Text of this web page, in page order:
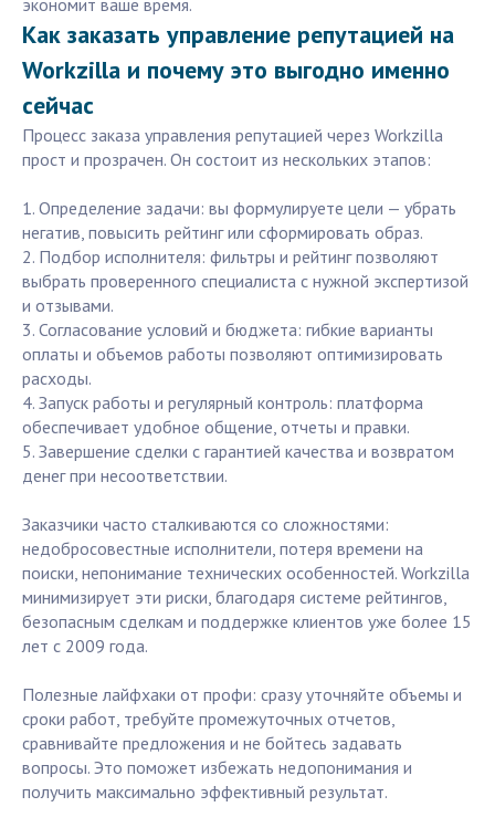
экономит ваше время.
Как заказать управление репутацией на
Workzilla и почему это выгодно именно
сейчас
Процесс заказа управления репутацией через Workzilla
прост и прозрачен. Он состоит из нескольких этапов:
1. Определение задачи: вы формулируете цели — убрать
негатив, повысить рейтинг или сформировать образ.
2. Подбор исполнителя: фильтры и рейтинг позволяют
выбрать проверенного специалиста с нужной экспертизой
и отзывами.
3. Согласование условий и бюджета: гибкие варианты
оплаты и объемов работы позволяют оптимизировать
расходы.
4. Запуск работы и регулярный контроль: платформа
обеспечивает удобное общение, отчеты и правки.
5. Завершение сделки с гарантией качества и возвратом
денег при несоответствии.
Заказчики часто сталкиваются со сложностями:
недобросовестные исполнители, потеря времени на
поиски, непонимание технических особенностей. Workzilla
минимизирует эти риски, благодаря системе рейтингов,
безопасным сделкам и поддержке клиентов уже более 15
лет с 2009 года.
Полезные лайфхаки от профи: сразу уточняйте объемы и
сроки работ, требуйте промежуточных отчетов,
сравнивайте предложения и не бойтесь задавать
вопросы. Это поможет избежать недопонимания и
получить максимально эффективный результат.